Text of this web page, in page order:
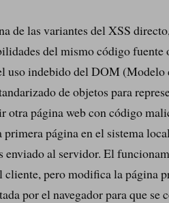
de las variantes del XSS
del mismo código fuente
uso indebido del DOM (Modelo
de objetos para
otra página web con código
primera página en el sistema
enviado al servidor. El
cliente, pero modifica la página
por el navegador para que